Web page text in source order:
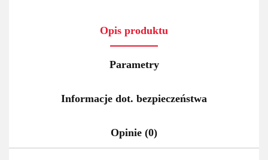
Opis produktu
Parametry
Informacje dot. bezpieczeństwa
Opinie (0)